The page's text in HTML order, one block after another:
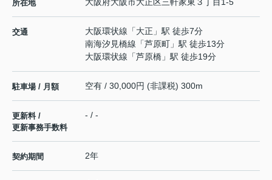
所在地
交通 大阪環状線 「大正 」駅 徒歩7分
南海汐見橋線 「芦原町 」駅 徒歩13分
大阪環状線 「芦原橋 」駅 徒歩19分
駐車場 / 月額 空有 / 30,000円 (非課税) 300m
更新料 /
更新事務手数料
- / -
契約期間 2年